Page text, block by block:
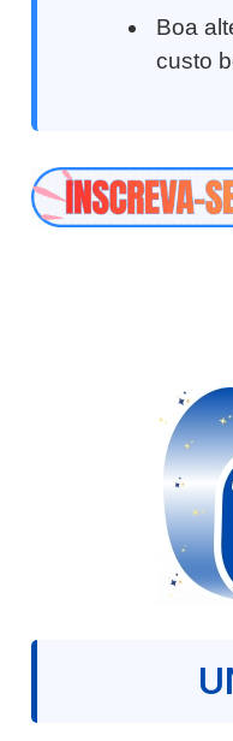
Boa
custo